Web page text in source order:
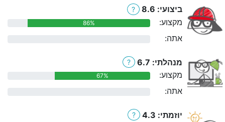
ביצועי: 8.6 ?
מקצוע: 86%
אתה:
מנהלתי: 6.7 ?
מקצוע: 67%
אתה:
יוזמתי: 4.3 ?